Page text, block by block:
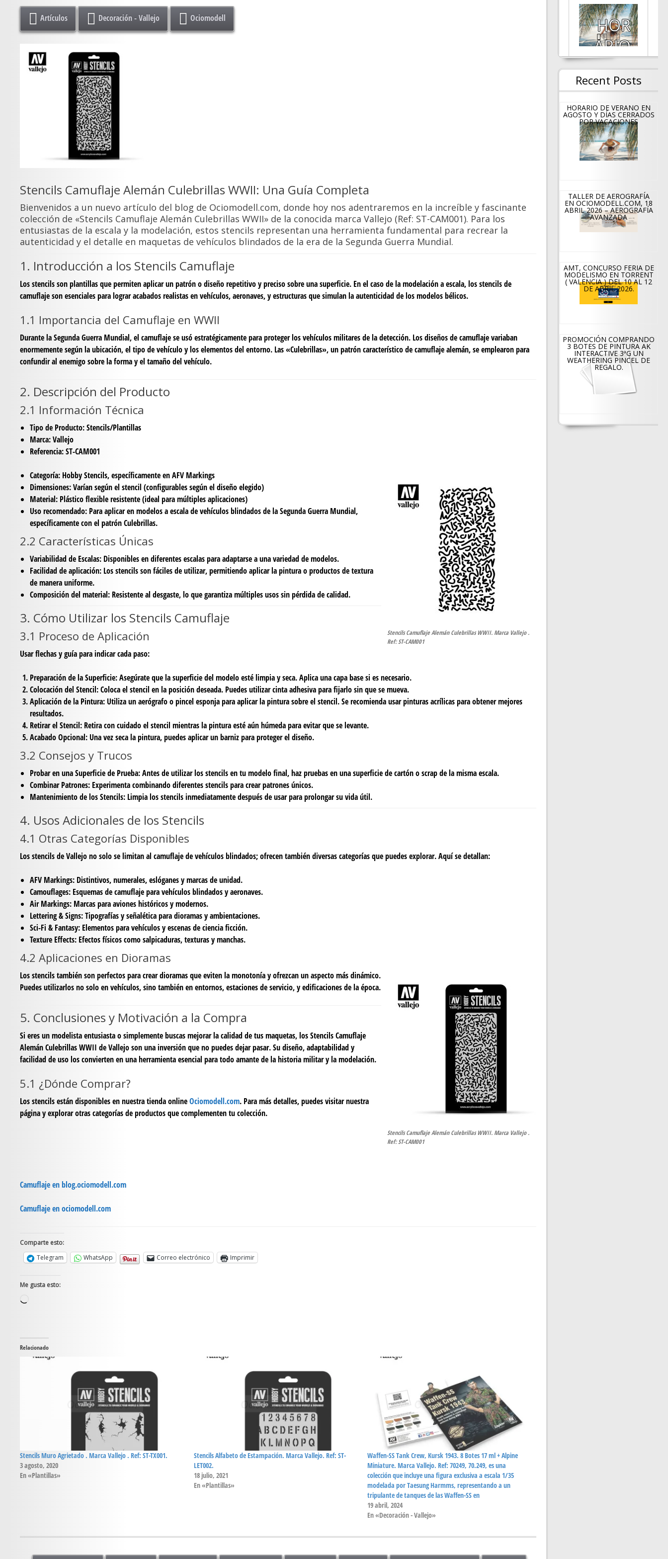
Artículos Decoración - Vallejo Ociomodell
Stencils Camuflaje Alemán Culebrillas WWII: Una Guía Completa
Bienvenidos a un nuevo artículo del blog de Ociomodell.com, donde hoy nos adentraremos en la increíble y fascinante
colección de «Stencils Camuflaje Alemán Culebrillas WWII» de la conocida marca Vallejo (Ref: ST-CAM001). Para los
entusiastas de la escala y la modelación, estos stencils representan una herramienta fundamental para recrear la
autenticidad y el detalle en maquetas de vehículos blindados de la era de la Segunda Guerra Mundial.
1. Introducción a los Stencils Camuflaje
Los stencils son plantillas que permiten aplicar un patrón o diseño repetitivo y preciso sobre una superficie. En el caso de la modelación a escala, los stencils de
camuflaje son esenciales para lograr acabados realistas en vehículos, aeronaves, y estructuras que simulan la autenticidad de los modelos bélicos.
1.1 Importancia del Camuflaje en WWII
Durante la Segunda Guerra Mundial, el camuflaje se usó estratégicamente para proteger los vehículos militares de la detección. Los diseños de camuflaje variaban
enormemente según la ubicación, el tipo de vehículo y los elementos del entorno. Las «Culebrillas», un patrón característico de camuflaje alemán, se emplearon para
confundir al enemigo sobre la forma y el tamaño del vehículo.
2. Descripción del Producto
2.1 Información Técnica
Tipo de Producto:Stencils/Plantillas
Marca:Vallejo
Referencia:ST-CAM001
Stencils Camuflaje Alemán Culebrillas WWII. Marca Vallejo .
Ref: ST-CAM001
Categoría: Hobby Stencils, específicamente en AFV Markings
Dimensiones:Varían según el stencil (configurables según el diseño elegido)
Material: Plástico flexible resistente (ideal para múltiples aplicaciones)
Uso recomendado: Para aplicar en modelos a escala de vehículos blindados de la Segunda Guerra Mundial,
específicamente con el patrón Culebrillas.
2.2 Características Únicas
Variabilidad de Escalas: Disponibles en diferentes escalas para adaptarse a una variedad de modelos.
Facilidad de aplicación: Los stencils son fáciles de utilizar, permitiendo aplicar la pintura o productos de textura
de manera uniforme.
Composición del material: Resistente al desgaste, lo que garantiza múltiples usos sin pérdida de calidad.
3. Cómo Utilizar los Stencils Camuflaje
3.1 Proceso de Aplicación
Usar flechas y guía para indicar cada paso:
Preparación de la Superficie:Asegúrate que la superficie del modelo esté limpia y seca. Aplica una capa base si es necesario.
Colocación del Stencil:Coloca el stencil en la posición deseada. Puedes utilizar cinta adhesiva para fijarlo sin que se mueva.
Aplicación de la Pintura: Utiliza un aerógrafo o pincel esponja para aplicar la pintura sobre el stencil. Se recomienda usar pinturas acrílicas para obtener mejores
resultados.
Retirar el Stencil: Retira con cuidado el stencil mientras la pintura esté aún húmeda para evitar que se levante.
Acabado Opcional: Una vez seca la pintura, puedes aplicar un barniz para proteger el diseño.
3.2 Consejos y Trucos
Probar en una Superficie de Prueba:Antes de utilizar los stencils en tu modelo final, haz pruebas en una superficie de cartón o scrap de la misma escala.
Combinar Patrones: Experimenta combinando diferentes stencils para crear patrones únicos.
Mantenimiento de los Stencils: Limpia los stencils inmediatamente después de usar para prolongar su vida útil.
4. Usos Adicionales de los Stencils
4.1 Otras Categorías Disponibles
Los stencils de Vallejo no solo se limitan al camuflaje de vehículos blindados; ofrecen también diversas categorías que puedes explorar. Aquí se detallan:
AFV Markings: Distintivos, numerales, eslóganes y marcas de unidad.
Camouflages: Esquemas de camuflaje para vehículos blindados y aeronaves.
Air Markings: Marcas para aviones históricos y modernos.
Lettering & Signs:Tipografías y señalética para dioramas y ambientaciones.
Sci-Fi & Fantasy: Elementos para vehículos y escenas de ciencia ficción.
Texture Effects: Efectos físicos como salpicaduras, texturas y manchas.
4.2 Aplicaciones en Dioramas
Stencils Camuflaje Alemán Culebrillas WWII. Marca Vallejo .
Ref: ST-CAM001
Los stencils también son perfectos para crear dioramas que eviten la monotonía y ofrezcan un aspecto más dinámico.
Puedes utilizarlos no solo en vehículos, sino también en entornos, estaciones de servicio, y edificaciones de la época.
5. Conclusiones y Motivación a la Compra
Si eres un modelista entusiasta o simplemente buscas mejorar la calidad de tus maquetas, los Stencils Camuflaje
Alemán Culebrillas WWII de Vallejo son una inversión que no puedes dejar pasar. Su diseño, adaptabilidad y
facilidad de uso los convierten en una herramienta esencial para todo amante de la historia militar y la modelación.
5.1 ¿Dónde Comprar?
Los stencils están disponibles en nuestra tienda onlineOciomodell.com. Para más detalles, puedes visitar nuestra
página y explorar otras categorías de productos que complementen tu colección.
Camuflaje en blog.ociomodell.com
Camuflaje en ociomodell.com
Comparte esto:
Telegram
WhatsApp Correo electrónico Imprimir
Me gusta esto:
Relacionado
Stencils Muro Agrietado . Marca Vallejo . Ref: ST-TX001.
3 agosto, 2020
En «Plantillas»
Stencils Alfabeto de Estampación. Marca Vallejo. Ref: ST-
LET002.
18 julio, 2021
En «Plantillas»
Waffen-SS Tank Crew, Kursk 1943. 8 Botes 17 ml + Alpine
Miniature. Marca Vallejo. Ref: 70249, 70.249, es una
colección que incluye una figura exclusiva a escala 1/35
modelada por Taesung Harmms, representando a un
tripulante de tanques de las Waffen-SS en
19 abril, 2024
En «Decoración - Vallejo»
HOR
ARIO
DE
VERA
NO
EN
AGO
Y
DÍAS
CERR
S
POR
CION
ES
Light
Recent Posts
HORARIO DE VERANO EN
AGOSTO Y DÍAS CERRADOS
POR VACACIONES
TALLER DE AEROGRAFÍA
EN OCIOMODELL.COM, 18
ABRIL 2026 – AEROGRAFÍA
AVANZADA
AMT, CONCURSO FERIA DE
MODELISMO EN TORRENT
( VALENCIA ) DEL 10 AL 12
DE ABRIL 2026.
PROMOCIÓN COMPRANDO
3 BOTES DE PINTURA AK
INTERACTIVE 3ªG UN
WEATHERING PINCEL DE
REGALO.